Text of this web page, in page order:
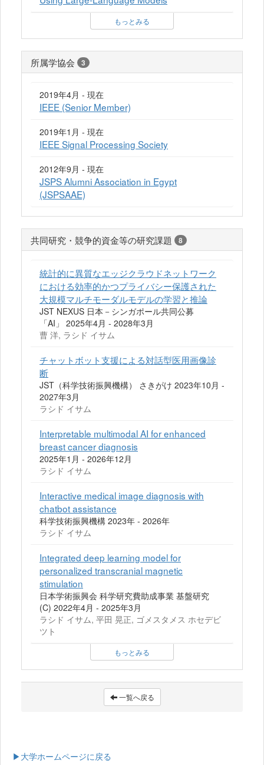
もっとみる
所属学協会 3
2019年4月 - 現在
IEEE (Senior Member)
2019年1月 - 現在
IEEE Signal Processing Society
2012年9月 - 現在
JSPS Alumni Association in Egypt
(JSPSAAE)
共同研究・競争的資金等の研究課題 8
統計的に異質なエッジクラウドネットワーク
における効率的かつプライバシー保護された
大規模マルチモーダルモデルの学習と推論
JST NEXUS 日本－シンガポール共同公募
「AI」 2025年4月 - 2028年3月
曹 洋, ラシド イサム
チャットボット支援による対話型医用画像診
断
JST（科学技術振興機構） さきがけ 2023年10月 -
2027年3月
ラシド イサム
Interpretable multimodal AI for enhanced
breast cancer diagnosis
2025年1月 - 2026年12月
ラシド イサム
Interactive medical image diagnosis with
chatbot assistance
科学技術振興機構 2023年 - 2026年
ラシド イサム
Integrated deep learning model for
personalized transcranial magnetic
stimulation
日本学術振興会 科学研究費助成事業 基盤研究
(C) 2022年4月 - 2025年3月
ラシド イサム, 平田 晃正, ゴメスタメス ホセデビ
ツト
もっとみる
一覧へ戻る
▶大学ホームページに戻る